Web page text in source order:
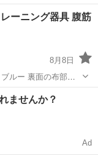
ため安定感があり、
ングが行えます。 ​デ
ス、トレーニング
ーニング器具 腹筋
8月8日
ルー 裏面の布部分
取りに来てくださる
レーニング
ませんか？
Ad